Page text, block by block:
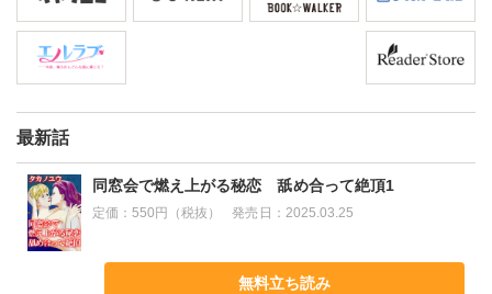
最新話
同窓会で燃え上がる秘恋 舐め合って絶頂1
定価：550円（税抜） 発売日： 2025.03.25
無料立ち読み